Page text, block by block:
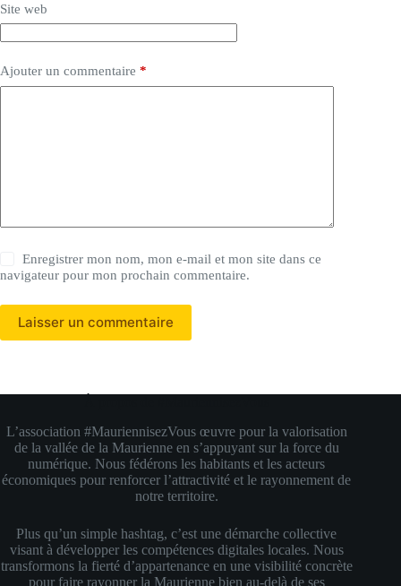
Site web
Ajouter un commentaire *
Enregistrer mon nom, mon e-mail et mon site dans ce
navigateur pour mon prochain commentaire.
Laisser un commentaire
L’association #MauriennisezVous œuvre pour la valorisation
de la vallée de la Maurienne en s’appuyant sur la force du
numérique. Nous fédérons les habitants et les acteurs
économiques pour renforcer l’attractivité et le rayonnement de
notre territoire.
Plus qu’un simple hashtag, c’est une démarche collective
visant à développer les compétences digitales locales. Nous
transformons la fierté d’appartenance en une visibilité concrète
pour faire rayonner la Maurienne bien au-delà de ses